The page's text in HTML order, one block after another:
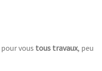
vous tous travaux, peu